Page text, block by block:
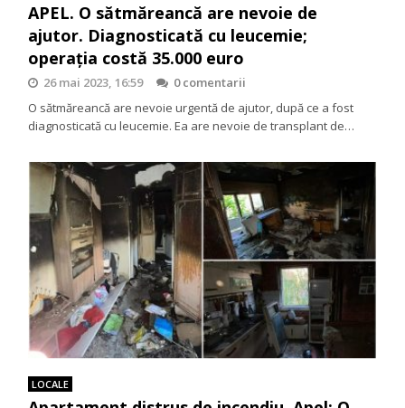
APEL. O sătmăreancă are nevoie de
ajutor. Diagnosticată cu leucemie;
operația costă 35.000 euro
26 mai 2023, 16:59
0 comentarii
O sătmăreancă are nevoie urgentă de ajutor, după ce a fost
diagnosticată cu leucemie. Ea are nevoie de transplant de…
LOCALE